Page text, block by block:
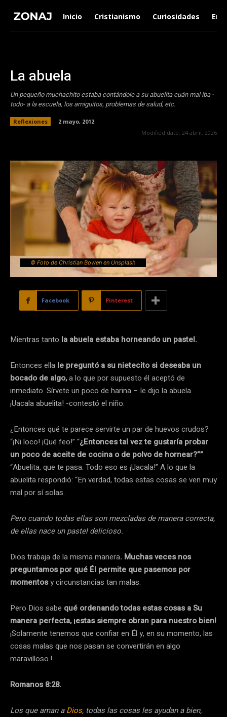
Inicio Cristianismo Curiosidades
La abuela
Un pequeño muchachito estaba contándole a su abuelita cuán mal iba -
todo- a la escuela, los amiguitos, problemas de salud, etc.
Reflexiones
2 mayo, 2012
Modified date: 24 abril, 2026
© Foto de Christian Bowen en Unsplash
Facebook Pinterest
Mientras tanto la abuela estaba horneando un pastel.
Entonces ella le preguntó a su nietecito si deseaba un
bocado de algo,a lo que por supuesto él aceptó de
inmediato. Sírvete un poco de harina – le dijo la abuela.
¡Uacala abuelita! -contestó el niño.
¿Entonces qué te parece servirte un par de huevos crudos?
“¡Ni loco! ¡Qué feo!” “¿Entonces tal vez te gustaría probar
un poco de aceite de cocina o de polvo de hornear?””
“Abuelita, que te pasa. Todo eso es ¡Uacala!” A lo que la
abuelita respondió: “En verdad, todas estas cosas se ven muy
mal por sí solas.
Pero cuando todas ellas son mezcladas de manera correcta,
de ellas nace un pastel delicioso.
Dios trabaja de la misma manera. Muchas veces nos
preguntamos por qué Él permite que pasemos por
momentosy circunstancias tan malas.
Pero Dios sabe qué ordenando todas estas cosas a Su
manera perfecta, ¡estas siempre obran para nuestro bien!
¡Solamente tenemos que confiar en Él y, en su momento, las
cosas malas que nos pasan se convertirán en algo
maravilloso.!
Romanos 8:28.
Los que aman aDios, todas las cosas les ayudan a bien,